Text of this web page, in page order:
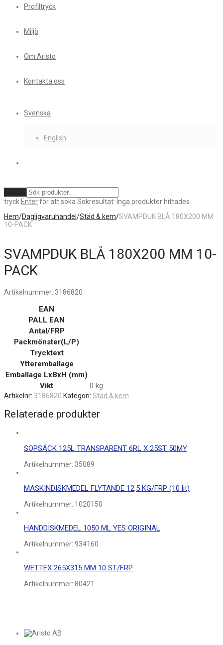
Profiltryck
Miljö
Om Aristo
Kontakta oss
Svenska
English
tryck Enterför att söka Sökresultat: Inga produkter hittades.
Hem/Dagligvaruhandel /Städ & kem/SVAMPDUK BLÅ 180X200 MM
10-PACK
SVAMPDUK BLÅ 180X200 MM 10-
PACK
Artikelnummer: 3186820
EAN
PALL EAN
Antal/FRP
Packmönster(L/P)
Trycktext
Ytteremballage
Emballage LxBxH (mm)
Vikt
0 kg
Artikelnr: 3186820 Kategori: Städ & kem
Relaterade produkter
SOPSÄCK 125L TRANSPARENT 6RL X 25ST 50MY
Artikelnummer: 35089
MASKINDISKMEDEL FLYTANDE 12,5 KG/FRP (10 lit)
Artikelnummer: 1020150
HANDDISKMEDEL 1050 ML YES ORIGINAL
Artikelnummer: 934160
WETTEX 265X315 MM 10 ST/FRP
Artikelnummer: 80421